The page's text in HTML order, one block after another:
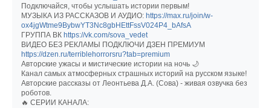
Подключайся, чтобы услышать истории первым!
МУЗЫКА ИЗ РАССКАЗОВ И АУДИО: https://max.ru/join/w-
ox4jgWtme9BybwYT3Nc8gbHEttFssV024P4_bAfsA
ГРУППА ВК https://vk.com/sova_vedet
ВИДЕО БЕЗ РЕКЛАМЫ ПОДКЛЮЧИ ДЗЕН ПРЕМИУМ
https://dzen.ru/terriblehorrorsru?tab=premium
Авторские ужасы и мистические истории на ночь 🌙
Канал самых атмосферных страшных историй на русском языке!
Авторские рассказы от Леонтьева Д.А. (Сова) - живая озвучка без
роботов.
🔥 СЕРИИ КАНАЛА: